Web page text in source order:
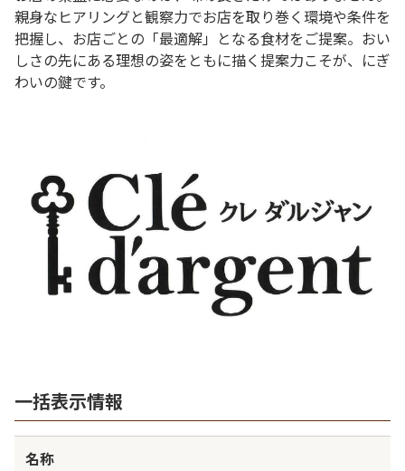
親身なヒアリングと観察力でお店を取り巻く環境や条件を
把握し、お店ごとの「最適解」となる食材をご提案。おい
しさの先にある理想の姿をともに描く提案力こそが、にぎ
わいの鍵です。
一括表示情報
名称